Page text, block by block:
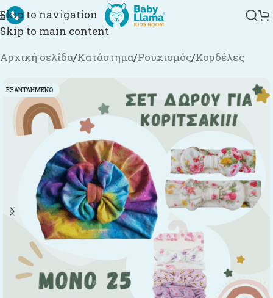
Skip to navigation
Skip to main content
Αρχική σελίδα/Κατάστημα/Ρουχισμός/Κορδέλες
ΕΞΑΝΤΛΗΜΈΝΟ